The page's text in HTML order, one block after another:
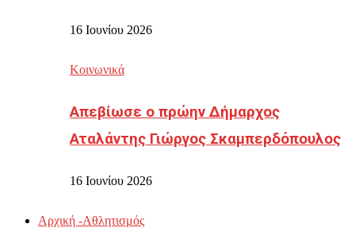
16 Ιουνίου 2026
Κοινωνικά
Απεβίωσε ο πρώην Δήμαρχος
Αταλάντης Γιώργος Σκαμπερδόπουλος
16 Ιουνίου 2026
Αρχική -Αθλητισμός